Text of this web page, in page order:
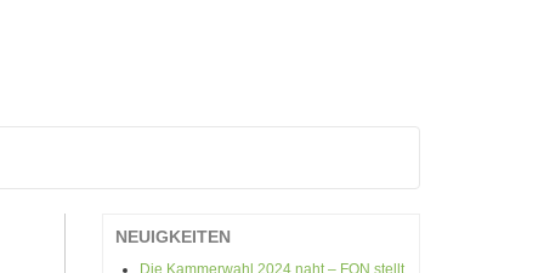
NEUIGKEITEN
Die Kammerwahl 2024 naht – FON stellt